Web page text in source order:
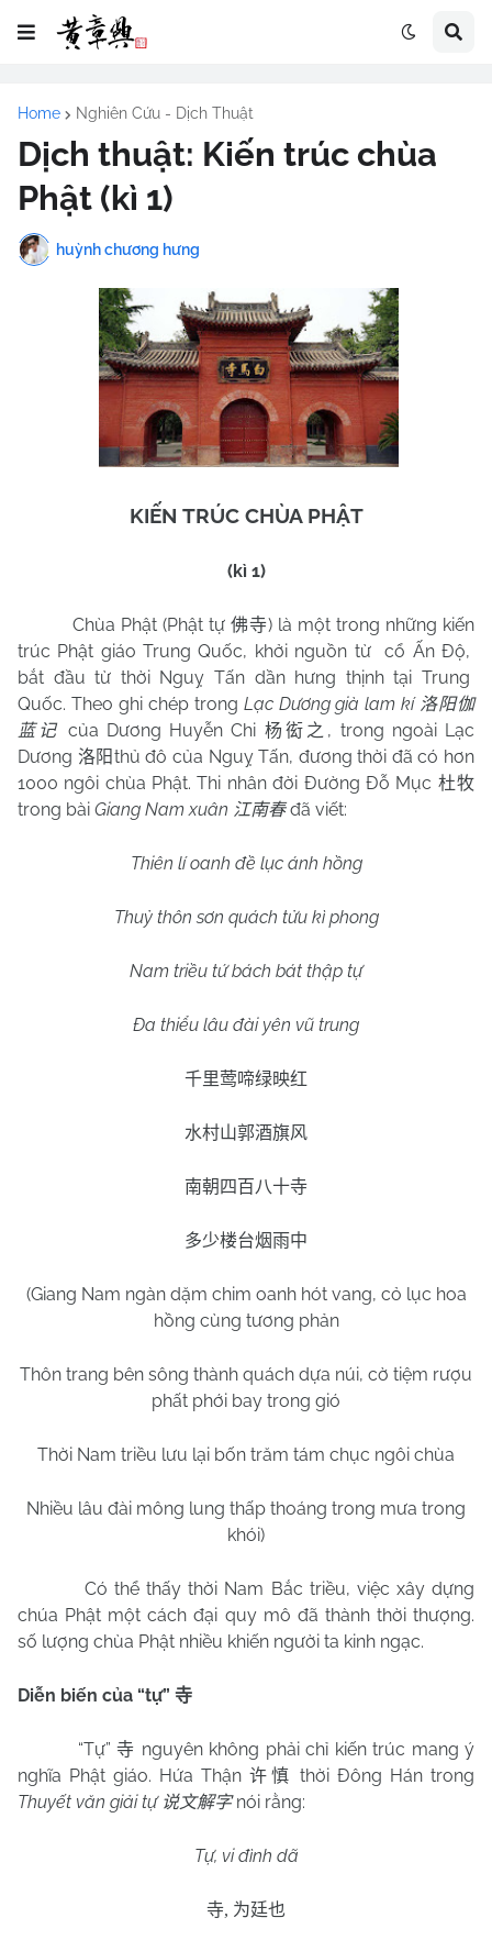
Home Nghiên Cứu - Dịch Thuật
Dịch thuật: Kiến trúc chùa
Phật (kì 1)
huỳnh chương hưng
KIẾN TRÚC CHÙA PHẬT
(kì 1)
Chùa Phật (Phật tự 佛寺) là một trong những kiến
trúc Phật giáo Trung Quốc, khởi nguồn từ
cổ Ấn Độ,
bắt đầu từ thời Nguỵ Tấn dần hưng thịnh tại Trung
Quốc. Theo ghi chép trong Lạc Dương già lam kí 洛阳伽
蓝记 của Dương Huyễn Chi 杨衒之 , trong ngoài Lạc
Dương 洛阳thủ đô của Nguỵ Tấn, đương thời đã có hơn
1000 ngôi chùa Phật. Thi nhân đời Đường Đỗ Mục 杜牧
trong bài Giang Nam xuân 江南春 đã viết:
Thiên lí oanh đề lục ánh hồng
Thuỷ thôn sơn quách tửu kì phong
Nam triều tứ bách bát thập tự
Đa thiểu lâu đài yên vũ trung
千里莺啼绿映红
水村山郭酒旗风
南朝四百八十寺
多少楼台烟雨中
(Giang Nam ngàn dặm chim oanh hót vang, cỏ lục hoa
hồng cùng tương phản
Thôn trang bên sông thành quách dựa núi, cờ tiệm rượu
phất phới bay trong gió
Thời Nam triều lưu lại bốn trăm tám chục ngôi chùa
Nhiều lâu đài mông lung thấp thoáng trong mưa trong
khói)
Có thể thấy thời Nam Bắc triều, việc xây dựng
chúa Phật một cách đại quy mô đã thành thời thượng.
số lượng chùa Phật nhiều khiến người ta kinh ngạc.
Diễn biến của “tự” 寺
“Tự” 寺 nguyên không phải chỉ kiến trúc mang ý
nghĩa Phật giáo. Hứa Thận许慎 thời Đông Hán trong
Thuyết văn giải tự 说文解字 nói rằng:
Tự, vi đình dã
寺, 为廷也